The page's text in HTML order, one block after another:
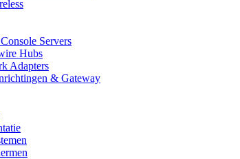
Servers
Hubs
Adapters
& Gateway